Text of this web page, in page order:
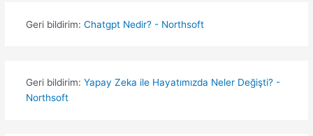
Geri bildirim: Chatgpt Nedir? - Northsoft
Geri bildirim: Yapay Zeka ile Hayatımızda Neler Değişti? -
Northsoft